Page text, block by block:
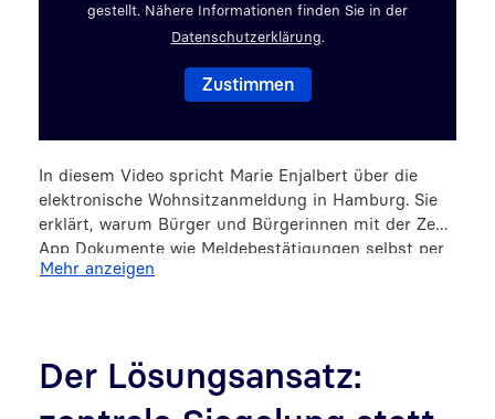
gestellt. Nähere Informationen finden Sie in der
Datenschutzerklärung.
In diesem Video spricht Marie Enjalbert über die
elektronische Wohnsitzanmeldung in Hamburg. Sie
erklärt, warum Bürger und Bürgerinnen mit der ZeSI
App Dokumente wie Meldebestätigungen selbst per
Smartphone prüfen können. Sie beschreibt die
digitale Angebote einführen möchten.
Mehr anzeigen
Der Lösungsansatz: